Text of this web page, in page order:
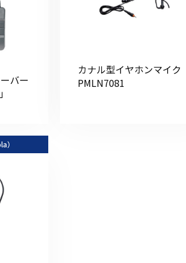
バー
カナル型イヤホンマイク
PMLN7081
）